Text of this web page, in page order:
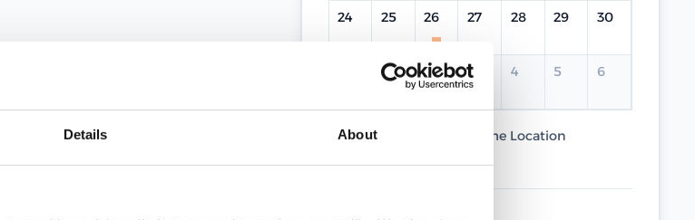
Details About
24 25 26 27 28 29 30
1 2 3 4 5 6
Current Course
Same Location